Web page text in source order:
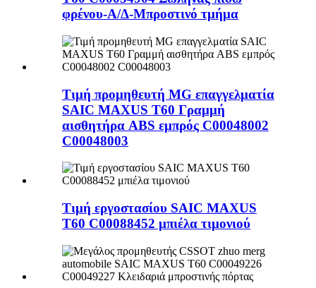
φρένου-Α/Δ-Μπροστινό τμήμα
Τιμή προμηθευτή MG επαγγελματία
SAIC MAXUS T60 Γραμμή
αισθητήρα ABS εμπρός C00048002
C00048003
Τιμή εργοστασίου SAIC MAXUS
T60 C00088452 μπιέλα τιμονιού